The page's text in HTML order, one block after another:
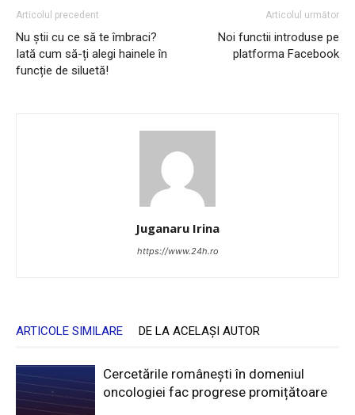
Articolul precedent
Nu știi cu ce să te îmbraci?
Iată cum să-ți alegi hainele în
funcție de siluetă!
Articolul următor
Noi functii introduse pe
platforma Facebook
Juganaru Irina
https://www.24h.ro
ARTICOLE SIMILARE DE LA ACELAȘI AUTOR
Cercetările românești în domeniul
oncologiei fac progrese promițătoare